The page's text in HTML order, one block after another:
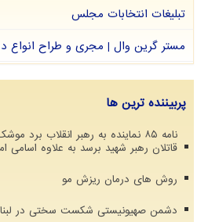
تبلیغات انتخابات مجلس
مستر گرین وال | مجری و طراح انواع
پربیننده ترین ها
نامه ۸۵ نماینده به رهبر انقلاب برد
قاتلان رهبر شهید برسد به علاوه اسامی
روش های درمان ریزش مو
دشمن صهیونیستی شکست سختی در